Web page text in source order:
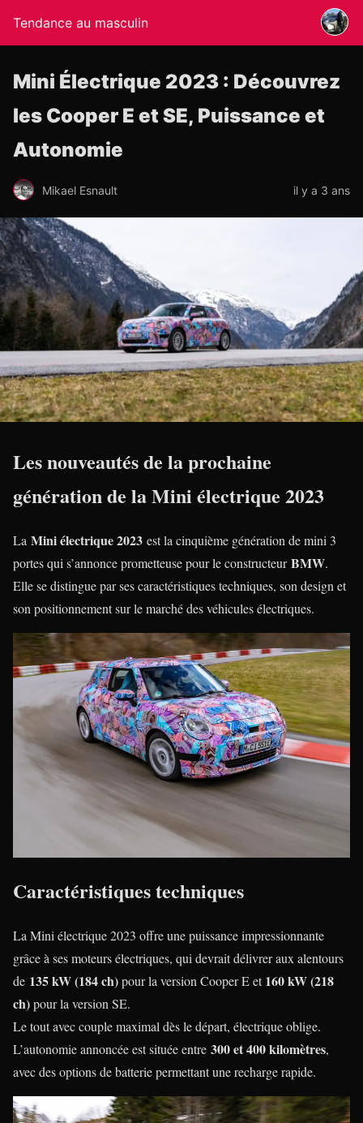
Tendance au masculin
Mini Électrique 2023 : Découvrez
les Cooper E et SE, Puissance et
Autonomie
Mikael Esnault il y a 3 ans
Les nouveautés de la prochaine
génération de la Mini électrique 2023
La Mini électrique 2023 est la cinquième génération de mini 3
portes qui s’annonce prometteuse pour le constructeurBMW.
Elle se distingue par ses caractéristiques techniques, son design et
son positionnement sur le marché des véhicules électriques.
Caractéristiques techniques
La Mini électrique 2023 offre une puissance impressionnante
grâce à ses moteurs électriques, qui devrait délivrer aux alentours
de 135 kW (184 ch)pour la version Cooper E et160 kW(218
ch)pour la version SE.
Le tout avec couple maximal dès le départ, électrique oblige.
L’autonomie annoncée est située entre 300 et 400 kilomètres,
avec des options de batterie permettant une recharge rapide.